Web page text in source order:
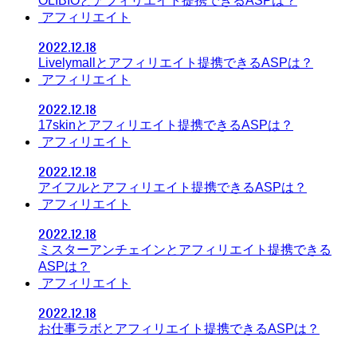
アフィリエイト
2022.12.18
Livelymallとアフィリエイト提携できるASPは？
アフィリエイト
2022.12.18
17skinとアフィリエイト提携できるASPは？
アフィリエイト
2022.12.18
アイフルとアフィリエイト提携できるASPは？
アフィリエイト
2022.12.18
ミスターアンチェインとアフィリエイト提携できる
ASPは？
アフィリエイト
2022.12.18
お仕事ラボとアフィリエイト提携できるASPは？